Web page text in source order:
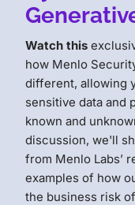
Watch this
how Menlo
different, allowing
sensitive data and
known and
discussion, we'll
from Menlo Labs’
examples of how
the business risk